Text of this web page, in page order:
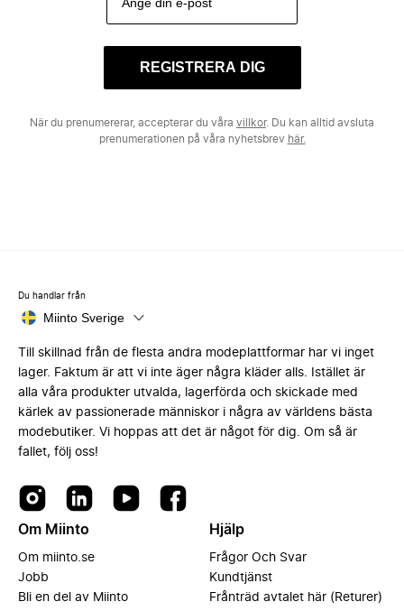
REGISTRERA DIG
När du prenumererar, accepterar du våra villkor. Du kan alltid avsluta
prenumerationen på våra nyhetsbrev här.
Du handlar från
Miinto Sverige
Till skillnad från de flesta andra modeplattformar har vi inget
lager. Faktum är att vi inte äger några kläder alls. Istället är
alla våra produkter utvalda, lagerförda och skickade med
kärlek av passionerade människor i några av världens bästa
modebutiker. Vi hoppas att det är något för dig. Om så är
fallet, följ oss!
Om Miinto
Om miinto.se
Jobb
Bli en del av Miinto
Hjälp
Frågor Och Svar
Kundtjänst
Frånträd avtalet här (Returer)